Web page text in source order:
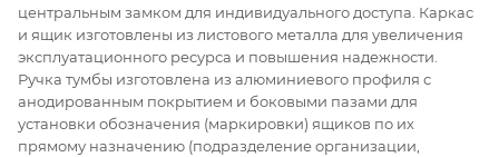
центральным замком для индивидуального доступа. Каркас
и ящик изготовлены из листового металла для увеличения
эксплуатационного ресурса и повышения надежности.
Ручка тумбы изготовлена из алюминиевого профиля с
анодированным покрытием и боковыми пазами для
установки обозначения (маркировки) ящиков по их
прямому назначению (подразделение организации,